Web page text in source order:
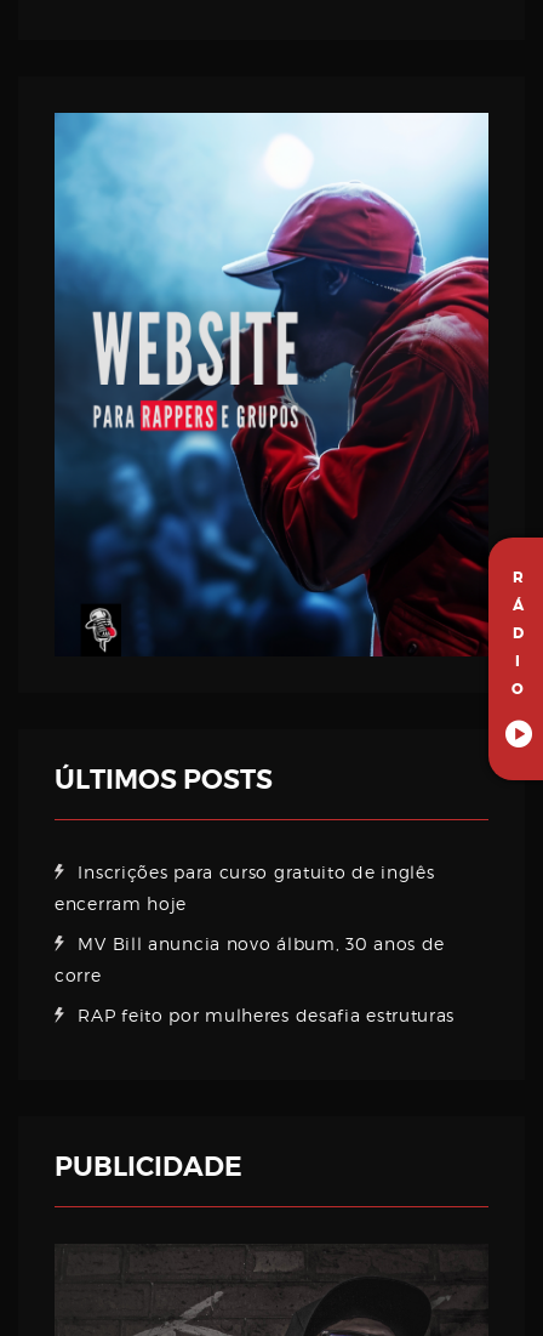
R
Á
D
I
O
ÚLTIMOS POSTS
Inscrições para curso gratuito de inglês
encerram hoje
MV Bill anuncia novo álbum, 30 anos de
corre
RAP feito por mulheres desafia estruturas
PUBLICIDADE